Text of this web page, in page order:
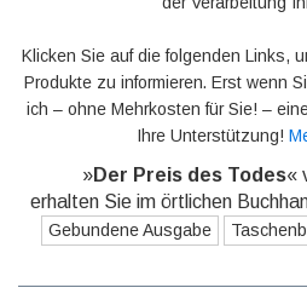
Klicken Sie auf die folgenden Links,
Produkte zu informieren. Erst wenn
ich – ohne Mehrkosten für Sie! –
Ihre Unterstützung!
»Der Preis des Todes«
erhalten Sie im örtlichen
Gebundene Ausgabe